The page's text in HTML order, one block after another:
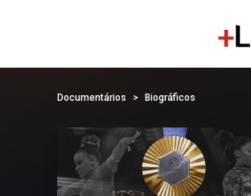
Documentários Biográficos